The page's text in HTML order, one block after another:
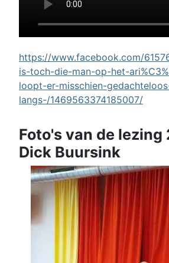
https://www.facebook.com/
is-toch-die-man-op-het-
loopt-er-misschien-
langs-/1469563374185007/
Foto's van de lezing
Dick Buursink